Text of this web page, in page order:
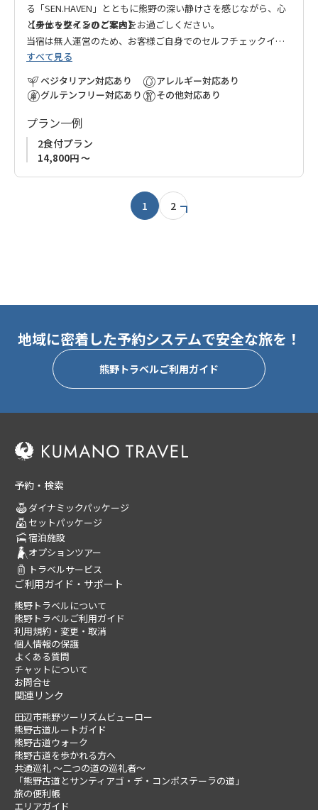
る「SEN.HAVEN」とともに熊野の深い静けさを感じながら、心
と身体を整えるひとときをお過ごしください。
【チェックインのご案内】
当宿は無人運営のため、お客様ご自身でのセルフチェックイン
をお願いしております。宿泊日が近づきましたら、チェックイ
ン方法の詳細をご案内いたします。
すべて見る
ベジタリアン対応あり
グルテンフリー対応あり
アレルギー対応あり
その他対応あり
プラン一例
2食付プラン
14,800円 ～
1 2
地域に密着した予約システムで安全な旅を！
熊野トラベルご利用ガイド
予約・検索
ダイナミックパッケージ
セットパッケージ
宿泊施設
オプションツアー
トラベルサービス
ご利用ガイド・サポート
熊野トラベルについて
熊野トラベルご利用ガイド
利用規約・変更・取消
個人情報の保護
よくある質問
チャットについて
お問合せ
関連リンク
田辺市熊野ツーリズムビューロー
熊野古道ルートガイド
熊野古道ウォーク
熊野古道を歩かれる方へ
共通巡礼 ～二つの道の巡礼者～
「熊野古道とサンティアゴ・デ・コンポステーラの道」
旅の便利帳
エリアガイド